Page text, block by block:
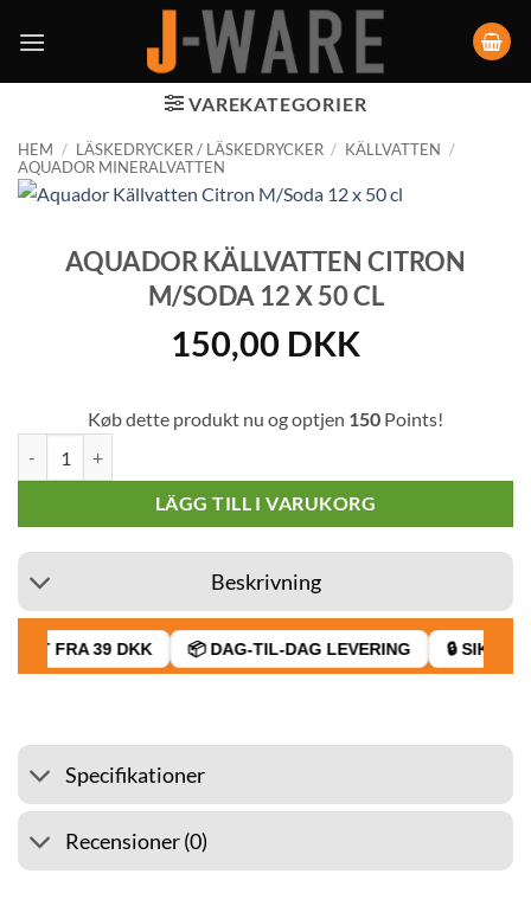
VAREKATEGORIER
HEM / LÄSKEDRYCKER / LÄSKEDRYCKER / KÄLLVATTEN /
AQUADOR MINERALVATTEN
AQUADOR KÄLLVATTEN CITRON
M/SODA 12 X 50 CL
150,00 DKK
Køb dette produkt nu og optjen 150 Points!
LÄGG TILL I VARUKORG
Beskrivning
FRA 39 DKK 📦 DAG-TIL-DAG LEVERING 🔒 SIKKER
Specifikationer
Recensioner (0)